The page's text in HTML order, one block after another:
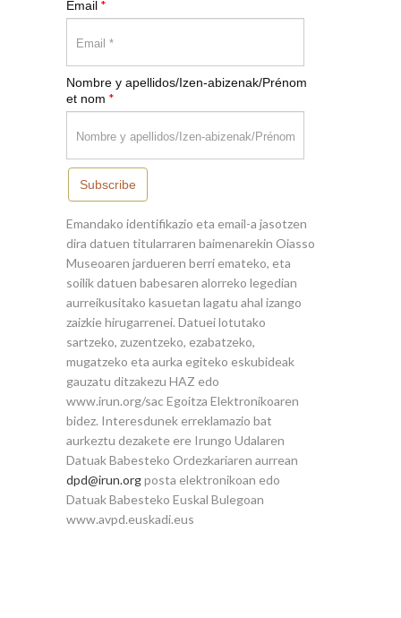
Email *
Nombre y apellidos/Izen-abizenak/Prénom
et nom *
Subscribe
Emandako identifikazio eta email-a jasotzen
dira datuen titularraren baimenarekin Oiasso
Museoaren jardueren berri emateko, eta
soilik datuen babesaren alorreko legedian
aurreikusitako kasuetan lagatu ahal izango
zaizkie hirugarrenei. Datuei lotutako
sartzeko, zuzentzeko, ezabatzeko,
mugatzeko eta aurka egiteko eskubideak
gauzatu ditzakezu HAZ edo
www.irun.org/sac Egoitza Elektronikoaren
bidez. Interesdunek erreklamazio bat
aurkeztu dezakete ere Irungo Udalaren
Datuak Babesteko Ordezkariaren aurrean
dpd@irun.orgposta elektronikoan edo
Datuak Babesteko Euskal Bulegoan
www.avpd.euskadi.eus